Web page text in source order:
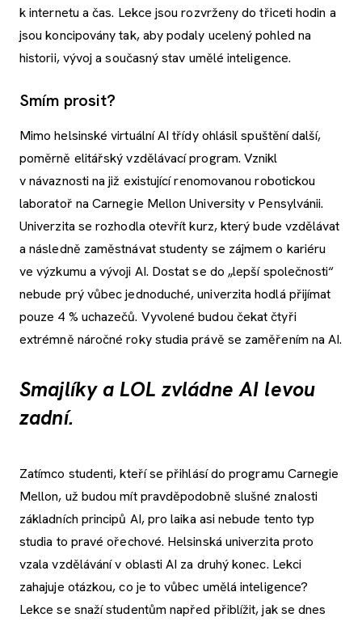
k internetu a čas. Lekce jsou rozvrženy do třiceti hodin a
jsou koncipovány tak, aby podaly ucelený pohled na
historii, vývoj a současný stav umělé inteligence.
Smím prosit?
Mimo helsinské virtuální AI třídy ohlásil spuštění další,
poměrně elitářský vzdělávací program. Vznikl
v návaznosti na již existující renomovanou robotickou
laboratoř na Carnegie Mellon University v Pensylvánii.
Univerzita se rozhodla otevřít kurz, který bude vzdělávat
a následně zaměstnávat studenty se zájmem o kariéru
ve výzkumu a vývoji AI. Dostat se do „lepší společnosti“
nebude prý vůbec jednoduché, univerzita hodlá přijímat
pouze 4 % uchazečů. Vyvolené budou čekat čtyři
extrémně náročné roky studia právě se zaměřením na AI.
Smajlíky a LOL zvládne AI levou
zadní.
Zatímco studenti, kteří se přihlásí do programu Carnegie
Mellon, už budou mít pravděpodobně slušné znalosti
základních principů AI, pro laika asi nebude tento typ
studia to pravé ořechové. Helsinská univerzita proto
vzala vzdělávání v oblasti AI za druhý konec. Lekci
zahajuje otázkou, co je to vůbec umělá inteligence?
Lekce se snaží studentům napřed přiblížit, jak se dnes